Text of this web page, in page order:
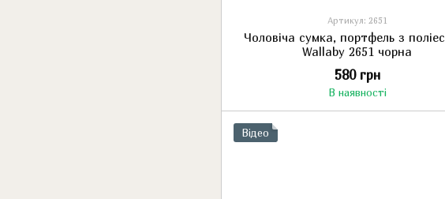
Артикул: 2651
Чоловіча сумка, портфель з
Wallaby 2651 чорна
580 грн
В наявності
Відео